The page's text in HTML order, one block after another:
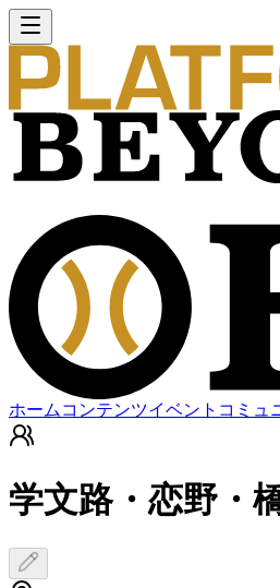
ホーム コンテンツイベント コミュ
学文路・恋野・